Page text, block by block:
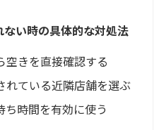
い時の具体的な対処法
空きを直接確認する
れている近隣店舗を選ぶ
時間を有効に使う